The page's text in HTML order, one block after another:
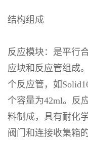
结构组成
反应模块：是平行
应块和反应管组成
个反应管，如
个容量为42ml。反
料制成，具有耐化
阀门和连接收集箱